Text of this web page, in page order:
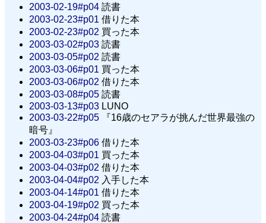
2003-02-19#p04 読書
2003-02-23#p01 借りた本
2003-02-23#p02 買った本
2003-03-02#p03 読書
2003-03-05#p02 読書
2003-03-06#p01 買った本
2003-03-06#p02 借りた本
2003-03-08#p05 読書
2003-03-13#p03 LUNO
2003-03-22#p05 『16歳のセアラが挑んだ世界最強の
暗号』
2003-03-23#p06 借りた本
2003-04-03#p01 買った本
2003-04-03#p02 借りた本
2003-04-04#p02 入手した本
2003-04-14#p01 借りた本
2003-04-19#p02 買った本
2003-04-24#p04 読書